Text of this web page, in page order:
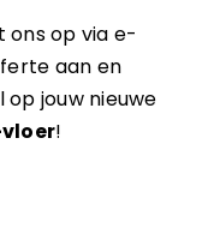
ons op via e-
aan en
jouw nieuwe
!